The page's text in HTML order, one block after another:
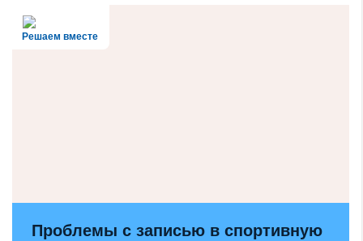
Решаем вместе
Проблемы с записью в спортивную